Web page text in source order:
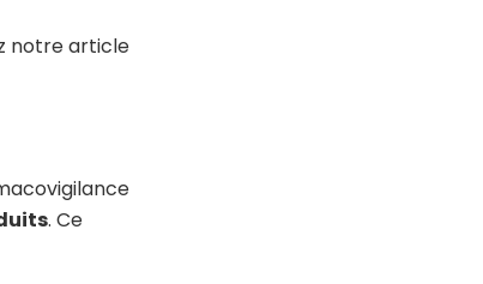
notre article
. Ce